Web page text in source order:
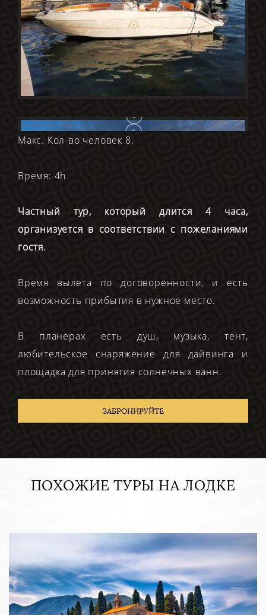
Макс. Кол-во человек 8.
Время: 4h
Частный тур, который длится 4 часа,
организуется в соответствии с пожеланиями
гостя.
Время вылета по договоренности, и есть
возможность прибытия в нужное место.
В планерах есть душ, музыка, тент,
любительское снаряжение для дайвинга и
площадка для принятия солнечных ванн.
ЗАБРОНИРУЙТЕ
ПОХОЖИЕ ТУРЫ НА ЛОДКЕ